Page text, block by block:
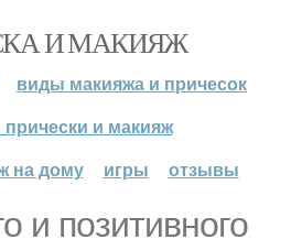
И МАКИЯЖ
виды макияжа и причесок
прически и макияж
на дому
игры отзывы
и позитивного